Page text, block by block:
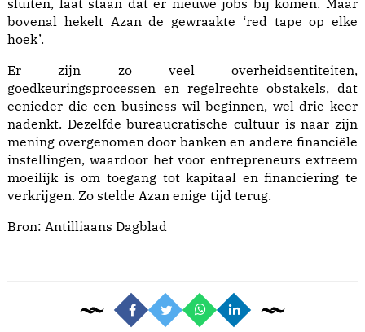
sluiten, laat staan dat er nieuwe jobs bij komen. Maar
bovenal hekelt Azan de gewraakte ‘red tape op elke
hoek’.
Er zijn zo veel overheidsentiteiten,
goedkeuringsprocessen en regelrechte obstakels, dat
eenieder die een business wil beginnen, wel drie keer
nadenkt. Dezelfde bureaucratische cultuur is naar zijn
mening overgenomen door banken en andere financiële
instellingen, waardoor het voor entrepreneurs extreem
moeilijk is om toegang tot kapitaal en financiering te
verkrijgen. Zo stelde Azan enige tijd terug.
Bron: Antilliaans Dagblad